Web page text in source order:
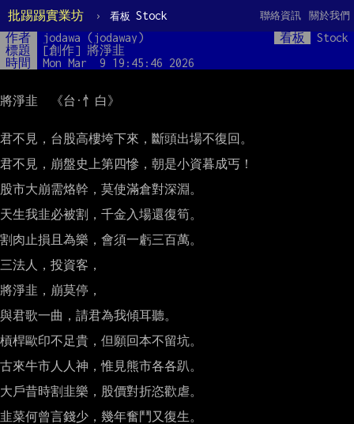
批踢踢實業坊 › 看板 Stock 關於我們
聯絡資訊
作者 jodawa (jodaway) 看板
Stock
標題
[創作] 將淨韭
時間
Mon Mar  9 19:45:46 2026
將淨韭  《台·忄白》
君不見，台股高樓垮下來，斷頭出場不復回。
君不見，崩盤史上第四慘，朝是小資暮成丐！
股市大崩需烙幹，莫使滿倉對深淵。
天生我韭必被割，千金入場還復筍。
割肉止損且為樂，會須一虧三百萬。
三法人，投資客，
將淨韭，崩莫停，
與君歌一曲，請君為我傾耳聽。
槓桿歐印不足貴，但願回本不留坑。
古來牛市人人神，惟見熊市各各趴。
大戶昔時割韭樂，股價對折恣歡虐。
韭菜何曾言錢少，幾年奮鬥又復生。